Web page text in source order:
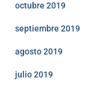
octubre 2019
septiembre 2019
agosto 2019
julio 2019